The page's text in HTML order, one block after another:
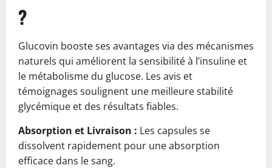
?
Glucovin booste ses avantages via des mécanismes
naturels qui améliorent la sensibilité à l’insuline et
le métabolisme du glucose. Les avis et
témoignages soulignent une meilleure stabilité
glycémique et des résultats fiables.
Absorption et Livraison : Les capsules se
dissolvent rapidement pour une absorption
efficace dans le sang.